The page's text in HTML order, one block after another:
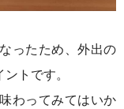
ったため、外出の
トです。
わってみてはいか